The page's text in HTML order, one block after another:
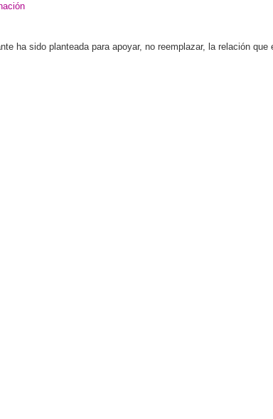
ha sido planteada para apoyar, no reemplazar, la relación